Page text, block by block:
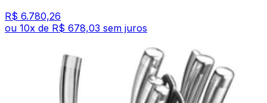
R$ 6.780,26
ou 10x de R$ 678,03 sem juros